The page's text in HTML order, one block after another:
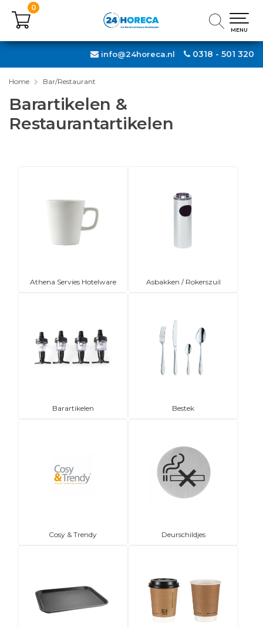
0318 - 501 320
info@24horeca.nl
0
MENU
0
MENU
Home Bar/Restaurant
Barartikelen &
Restaurantartikelen
Athena Servies Hotelware Asbakken / Rokerszuil
Barartikelen Bestek
Cosy & Trendy Deurschildjes